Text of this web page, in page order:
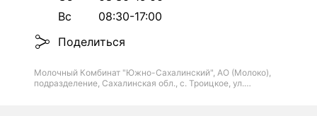
Вс
08:30-17:00
Поделиться
Молочный Комбинат "Южно-Сахалинский", АО (Молоко),
подразделение, Сахалинская обл., с. Троицкое, ул.